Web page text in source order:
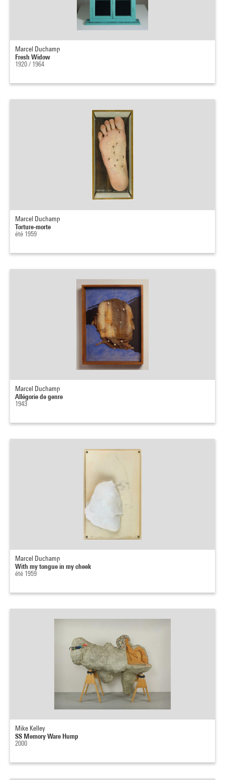
Marcel Duchamp
Fresh Widow
1920 / 1964
Marcel Duchamp
Torture-morte
été 1959
Marcel Duchamp
Allégorie de genre
1943
Marcel Duchamp
With my tongue in my cheek
été 1959
Mike Kelley
SS Memory Ware Hump
2000